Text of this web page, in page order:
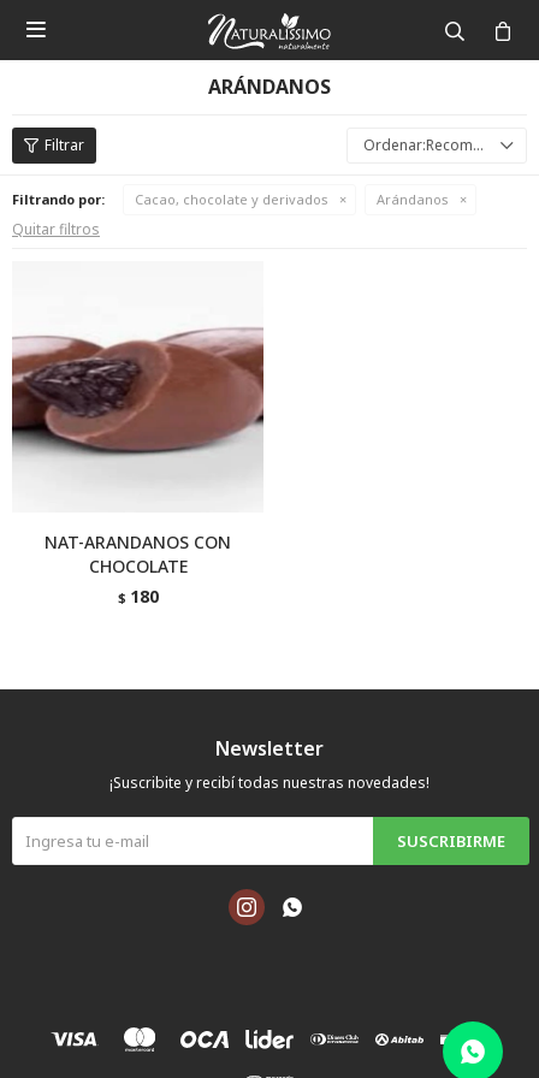

ARÁNDANOS
Recomendados
Filtrando por: Cacao, chocolate y derivados Arándanos
Quitar filtros
NAT-ARANDANOS CON
CHOCOLATE
$ 180
Newsletter
¡Suscribite y recibí todas nuestras novedades!
SUSCRIBIRME
 